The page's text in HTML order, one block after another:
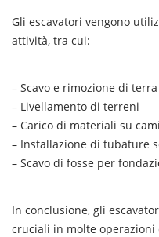
Gli escavatori vengono
attività, tra cui:
– Scavo e rimozione di
– Livellamento di terreni
– Carico di materiali su
– Installazione di tubature
– Scavo di fosse per
In conclusione, gli
cruciali in molte